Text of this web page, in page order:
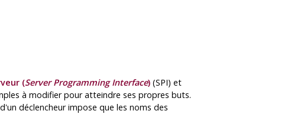
(Server Programming Interface) (SPI) et
à modifier pour atteindre ses propres buts.
déclencheur impose que les noms des